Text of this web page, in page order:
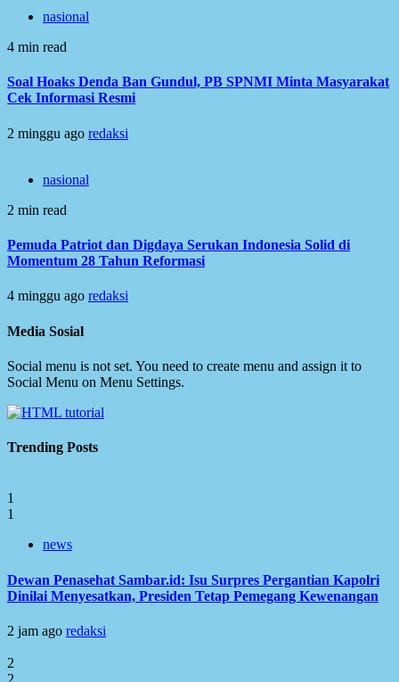
nasional
4 min read
Soal Hoaks Denda Ban Gundul, PB SPNMI Minta Masyarakat
Cek Informasi Resmi
2 minggu ago redaksi
nasional
2 min read
Pemuda Patriot dan Digdaya Serukan Indonesia Solid di
Momentum 28 Tahun Reformasi
4 minggu ago redaksi
Media Sosial
Social menu is not set. You need to create menu and assign it to
Social Menu on Menu Settings.
Trending Posts
1
1
news
Dewan Penasehat Sambar.id: Isu Surpres Pergantian Kapolri
Dinilai Menyesatkan, Presiden Tetap Pemegang Kewenangan
2 jam ago redaksi
2
2